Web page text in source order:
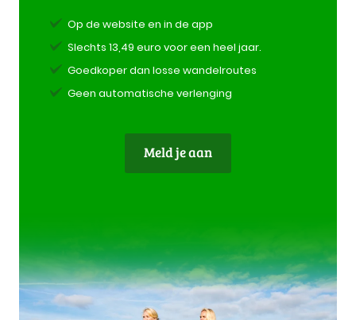
Op de website en in de app
Slechts 13,49 euro voor een heel jaar.
Goedkoper dan losse wandelroutes
Geen automatische verlenging
Meld je aan